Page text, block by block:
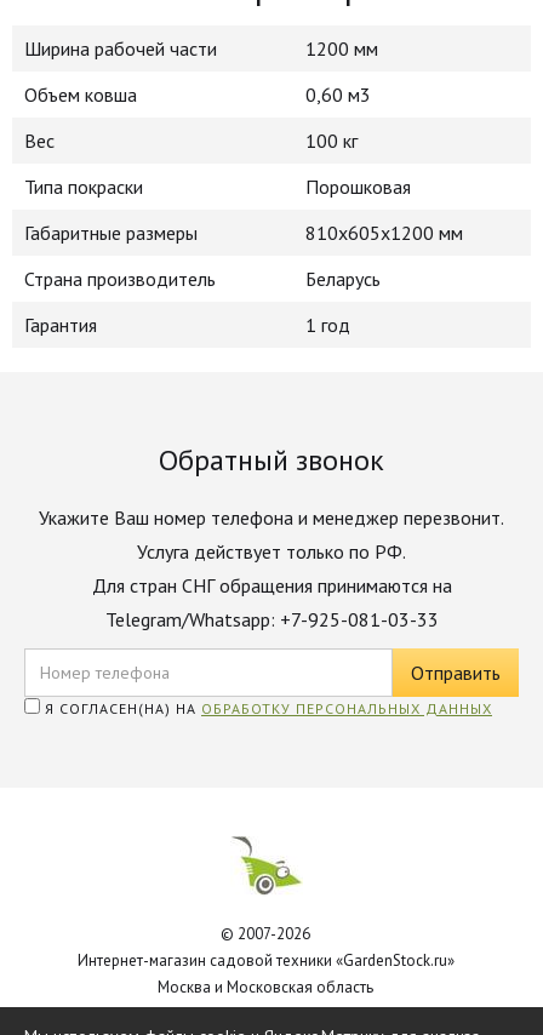
Ширина рабочей части
1200 мм
Объем ковша
0,60 м3
Вес
100 кг
Типа покраски
Порошковая
Габаритные размеры
810x605x1200 мм
Страна производитель
Беларусь
Гарантия
1 год
Обратный звонок
Укажите Ваш номер телефона и менеджер перезвонит.
Услуга действует только по РФ.
Для стран СНГ обращения принимаются на
Telegram/Whatsapp: +7-925-081-03-33
Я СОГЛАСЕН(НА) НА ОБРАБОТКУ ПЕРСОНАЛЬНЫХ ДАННЫХ
© 2007-2026
Интернет-магазин садовой техники «GardenStock.ru»
Москва и Московская область